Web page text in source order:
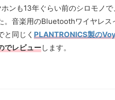
ンも13年ぐらい前のシロモノ
。音楽用のBluetoothワイヤレス
と同じく PLANTRONICS製の
でレビューします。